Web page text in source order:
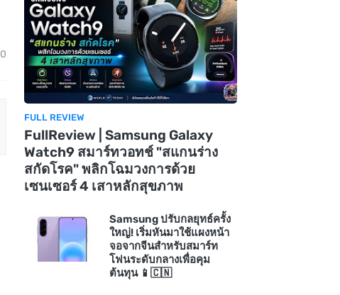
0
FULL REVIEW
FullReview | Samsung Galaxy
Watch9 สมาร์ทวอทช์ "สแกนร่าง
สกัดโรค" พลิกโฉมวงการด้วย
เซนเซอร์ 4 เสาหลักสุขภาพ
Samsung ปรับกลยุทธ์ครั้ง
ใหญ่! เริ่มหันมาใช้แผงหน้า
จอจากจีนสำหรับสมาร์ท
โฟนระดับกลางเพื่อคุม
ต้นทุน 📱🇨🇳